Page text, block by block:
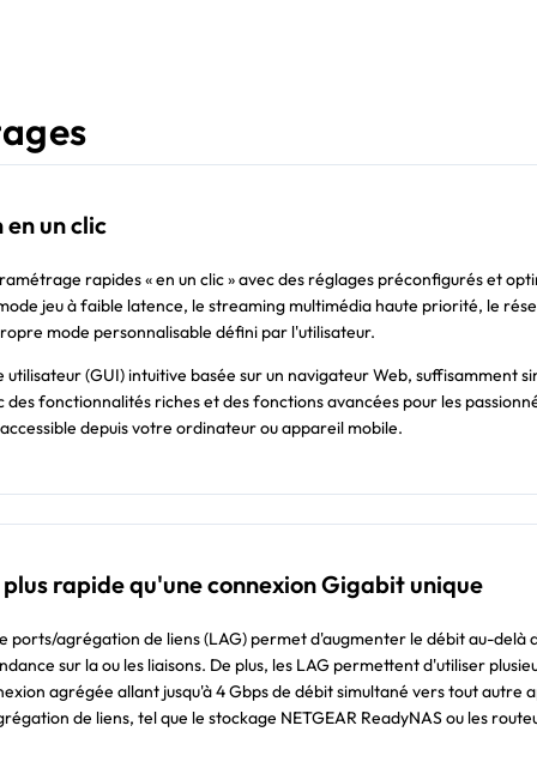
un clic
rapides « en un clic » avec des réglages préconfigurés et
jeu à faible latence, le streaming multimédia haute priorité, le
mode personnalisable défini par l'utilisateur.
(GUI) intuitive basée sur un navigateur Web, suffisamment
des fonctionnalités riches et des fonctions avancées pour les
depuis votre ordinateur ou appareil mobile.
rapide qu'une connexion Gigabit unique
ports/agrégation de liens (LAG) permet d'augmenter le débit au-delà
sur la ou les liaisons. De plus, les LAG permettent d'utiliser
agrégée allant jusqu'à 4 Gbps de débit simultané vers tout autre
de liens, tel que le stockage NETGEAR ReadyNAS ou les